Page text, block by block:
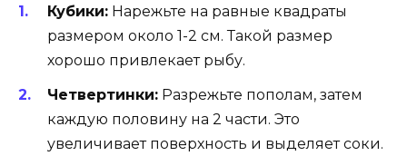
Кубики: Нарежьте на равные квадраты
размером около 1-2 см. Такой размер
хорошо привлекает рыбу.
Четвертинки: Разрежьте пополам, затем
каждую половину на 2 части. Это
увеличивает поверхность и выделяет соки.